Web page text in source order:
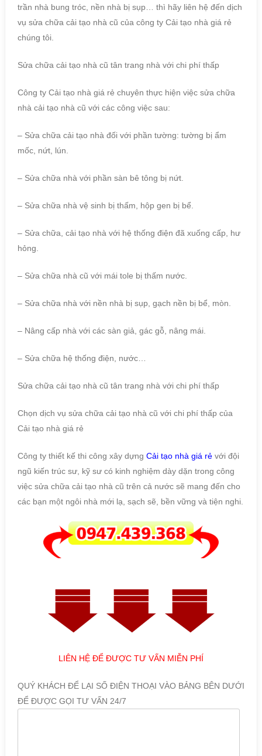
trần nhà bung tróc, nền nhà bị sụp… thì hãy liên hệ đến dịch
vụ sửa chữa cải tạo nhà cũ của công ty Cải tạo nhà giá rẻ
chúng tôi.
Sửa chữa cải tạo nhà cũ tân trang nhà với chi phí thấp
Công ty Cải tạo nhà giá rẻ chuyên thực hiện việc sửa chữa
nhà cải tạo nhà cũ với các công việc sau:
– Sửa chữa cải tạo nhà đối với phần tường: tường bị ẩm
mốc, nứt, lún.
– Sửa chữa nhà với phần sàn bê tông bị nứt.
– Sửa chữa nhà vệ sinh bị thấm, hộp gen bị bể.
– Sửa chữa, cải tạo nhà với hệ thống điện đã xuống cấp, hư
hỏng.
– Sửa chữa nhà cũ với mái tole bị thấm nước.
– Sửa chữa nhà với nền nhà bị sụp, gạch nền bị bể, mòn.
– Nâng cấp nhà với các sàn giả, gác gỗ, nâng mái.
– Sửa chữa hệ thống điện, nước…
Sửa chữa cải tạo nhà cũ tân trang nhà với chi phí thấp
Chọn dịch vụ sửa chữa cải tạo nhà cũ với chi phí thấp của
Cải tạo nhà giá rẻ
Công ty thiết kế thi công xây dựng Cải tạo nhà giá rẻ với đội
ngũ kiến trúc sư, kỹ sư có kinh nghiệm dày dặn trong công
việc sửa chữa cải tạo nhà cũ trên cả nước sẽ mang đến cho
các bạn một ngôi nhà mới lạ, sạch sẽ, bền vững và tiện nghi.
LIÊN HỆ ĐỂ ĐƯỢC TƯ VẤN MIỄN PHÍ
QUÝ KHÁCH ĐỂ LẠI SỐ ĐIỆN THOẠI VÀO BẢNG BÊN DƯỚI
ĐỂ ĐƯỢC GỌI TƯ VẤN 24/7